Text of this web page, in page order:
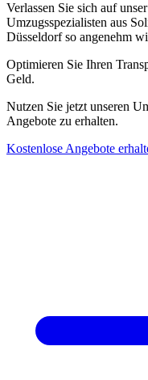
Verlassen Sie sich auf unser
Umzugsspezialisten aus
Düsseldorf so angenehm
Optimieren Sie Ihren
Geld.
Nutzen Sie jetzt unseren
Angebote zu erhalten.
Kostenlose Angebote